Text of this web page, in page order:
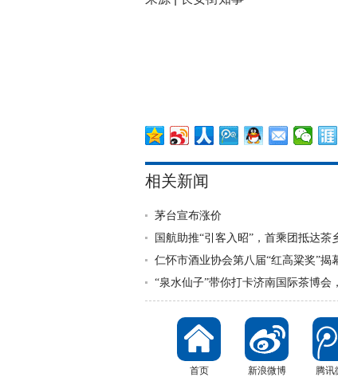
相关新闻
茅台宣布涨价
国航助推“引客入昭”，首乘团抵达茶
仁怀市酒业协会第八届“红高粱奖”揭
“泉水仙子”带你打卡济南国际茶博会
首页 新浪微博 腾讯